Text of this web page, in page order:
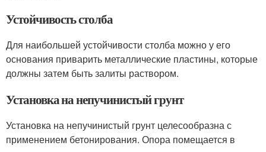
Устойчивость столба
Для наибольшей устойчивости столба можно у его
основания приварить металлические пластины, которые
должны затем быть залиты раствором.
Установка на непучинистый грунт
Установка на непучинистый грунт целесообразна с
применением бетонирования. Опора помещается в